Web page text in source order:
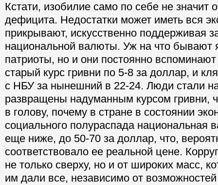
Кстати, изобилие само по себе не значит
дефицита. Недостатки может иметь вся
прикрывают, искусственно поддерживая
национальной валюты. Уж на что бывают
патриоты, но и они постоянно вспоминают
старый курс гривни по 5-8 за доллар, и
с НБУ за нынешний в 22-24. Люди стали
развращены надуманным курсом гривни,
в голову, почему в стране в состоянии
социального полураспада национальная
еще ниже, до 50-70 за доллар, что,
соответствовало ее реальной цене.
не только сверху, но и от широких масс,
им дали все, независимо от